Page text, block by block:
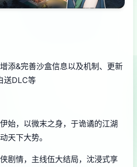
添&完善沙盒信息以及机制、更新
送DLC等
始，以微末之身，于诡谲的江湖
天下大势。
剧情，主线伍大结局，沈浸式享